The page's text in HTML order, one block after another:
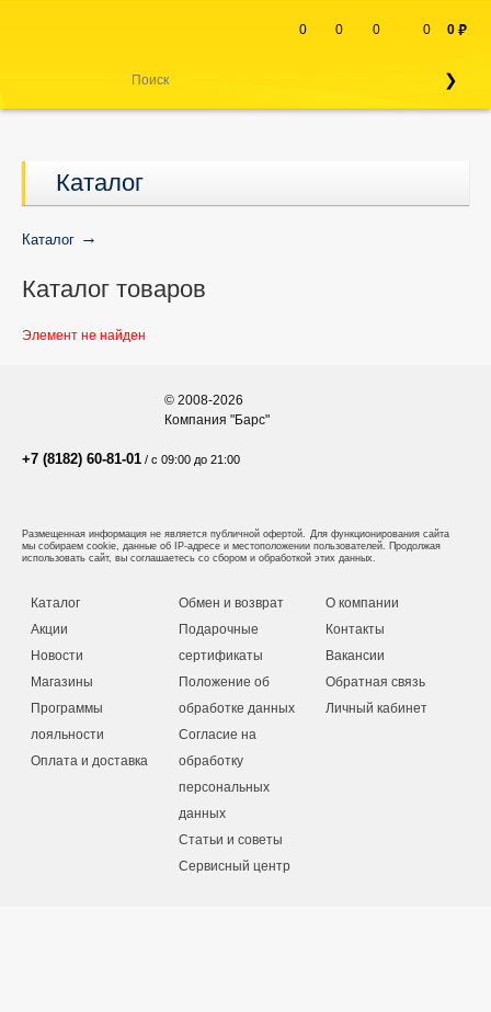
0 0 0 0 0 руб
Каталог
Каталог
Каталог товаров
Элемент не найден
© 2008-2026
Компания "Барс"
+7 (8182) 60-81-01 / с 09:00 до 21:00
Размещенная информация не является публичной офертой. Для функционирования сайта
мы собираем cookie, данные об IP-адресе и местоположении пользователей. Продолжая
использовать сайт, вы соглашаетесь со сбором и обработкой этих данных.
Каталог
Акции
Новости
Магазины
Программы
лояльности
Оплата и доставка
Обмен и возврат
Подарочные
сертификаты
Положение об
обработке данных
Согласие на
обработку
персональных
данных
Статьи и советы
Сервисный центр
О компании
Контакты
Вакансии
Обратная связь
Личный кабинет